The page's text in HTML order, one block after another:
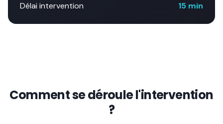
Délai intervention 15 min
Comment se déroule l'intervention
?